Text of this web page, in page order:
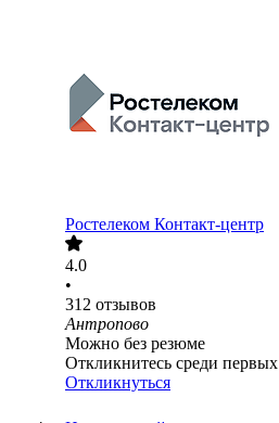
Ростелеком Контакт-центр
4.0
•
312 отзывов
Антропово
Можно без резюме
Откликнитесь среди первых
Откликнуться